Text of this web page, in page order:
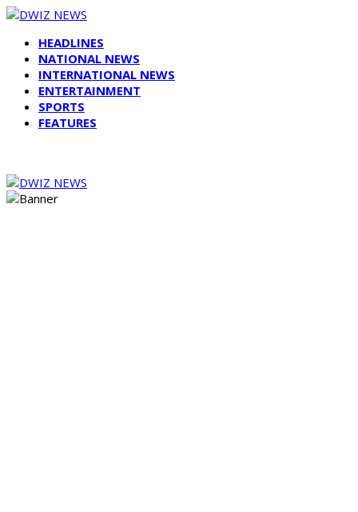
HEADLINES
NATIONAL NEWS
INTERNATIONAL NEWS
ENTERTAINMENT
SPORTS
FEATURES